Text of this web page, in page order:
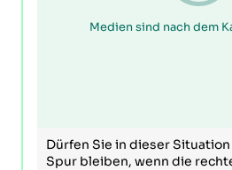
Medien sind nach dem
Dürfen Sie in dieser
Spur bleiben, wenn die